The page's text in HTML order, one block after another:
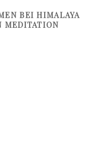
BEI HIMALAYA
MEDITATION